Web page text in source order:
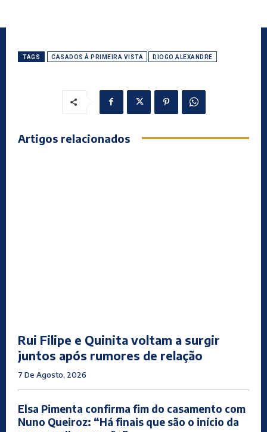
TAGS CASADOS À PRIMEIRA VISTA DIOGO ALEXANDRE
Artigos relacionados
Rui Filipe e Quinita voltam a surgir
juntos após rumores de relação
7 De Agosto, 2026
Elsa Pimenta confirma fim do casamento com
Nuno Queiroz: “Há finais que são o início da